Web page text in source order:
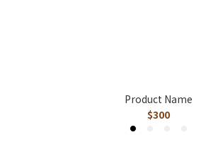
Product Name
$300